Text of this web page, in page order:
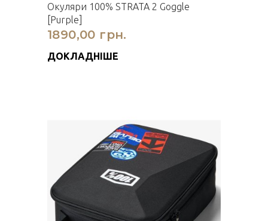
Окуляри 100% STRATA 2 Goggle
[Purple]
1890,00 грн.
ДОКЛАДНІШЕ